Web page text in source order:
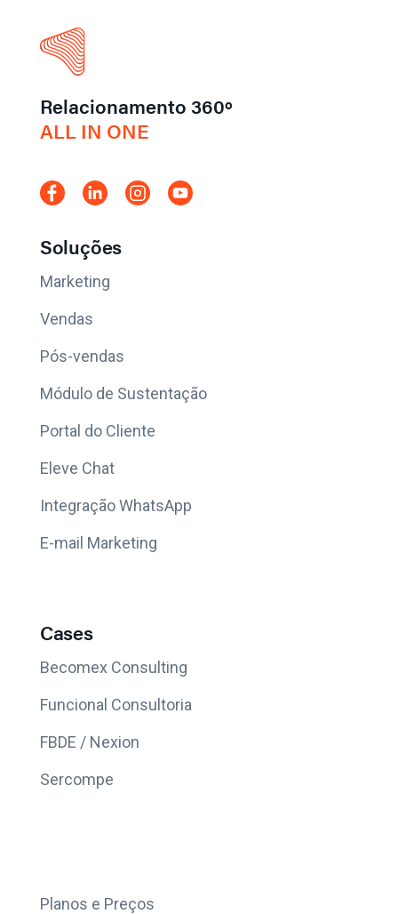
Relacionamento 360º
ALL IN ONE
Soluções
Marketing
Vendas
Pós-vendas
Módulo de Sustentação
Portal do Cliente
Eleve Chat
Integração WhatsApp
E-mail Marketing
Cases
Becomex Consulting
Funcional Consultoria
FBDE / Nexion
Sercompe
Planos e Preços